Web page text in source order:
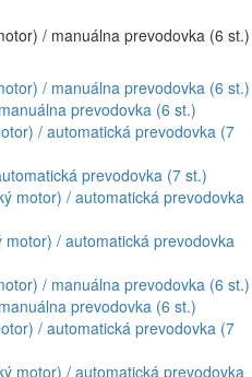
/ manuálna prevodovka (6 st.)
/ manuálna prevodovka (6 st.)
prevodovka (6 st.)
/ automatická prevodovka (7
prevodovka (7 st.)
motor) / automatická prevodovka
/ automatická prevodovka
/ manuálna prevodovka (6 st.)
prevodovka (6 st.)
/ automatická prevodovka (7
motor) / automatická prevodovka